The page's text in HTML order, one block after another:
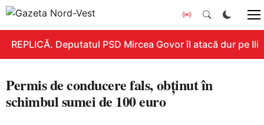
REPLICĂ. Deputatul PSD Mircea Govor îl atacă dur pe
Permis de conducere fals, obținut în
schimbul sumei de 100 euro